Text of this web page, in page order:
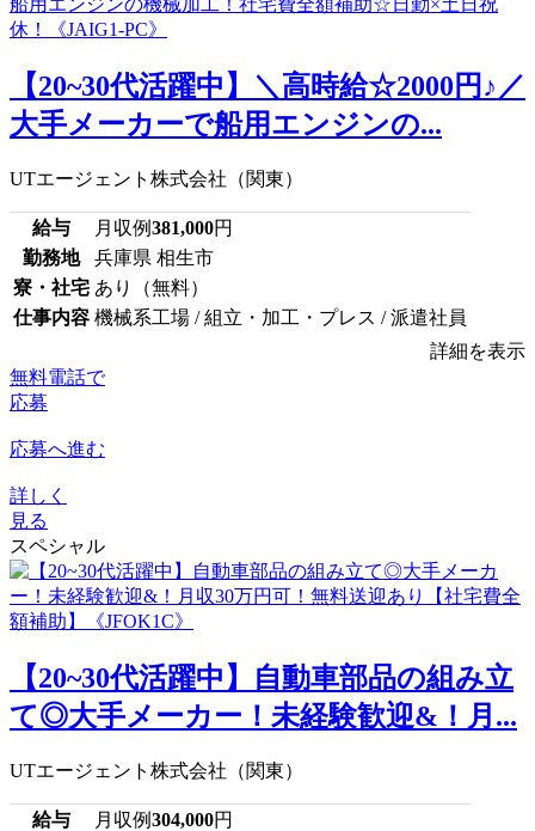
【20~30代活躍中】＼高時給☆2000円♪／
大手メーカーで船用エンジンの...
UTエージェント株式会社（関東）
給与 月収例381,000円
勤務地
兵庫県 相生市
寮・社宅 あり（無料）
仕事内容 機械系工場 / 組立・加工・プレス / 派遣社員
詳細を表示
無料電話で
応募
応募へ進む
詳しく
見る
スペシャル
【20~30代活躍中】自動車部品の組み立
て◎大手メーカー！未経験歓迎&！月...
UTエージェント株式会社（関東）
給与 月収例304,000円